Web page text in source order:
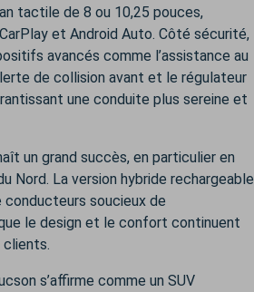
tactile de 8 ou 10,25 pouces,
et Android Auto. Côté sécurité,
avancés comme l’assistance au
de collision avant et le régulateur
une conduite plus sereine et
un grand succès, en particulier en
Nord. La version hybride rechargeable
soucieux de
le design et le confort continuent
s’affirme comme un SUV